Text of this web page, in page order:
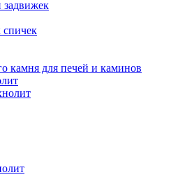
задвижек
камня для печей и каминов